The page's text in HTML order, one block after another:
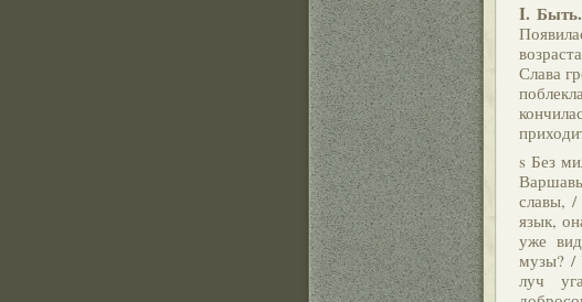
I. Быть.
Слава
s Без
славы, /
язык,
уже
музы? /
луч